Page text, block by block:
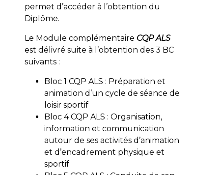
permet d’accéder à l’obtention du
Diplôme.
Le Module complémentaire CQP ALS
est délivré suite à l’obtention des 3 BC
suivants :
Bloc 1 CQP ALS : Préparation et
animation d’un cycle de séance de
loisir sportif
Bloc 4 CQP ALS : Organisation,
information et communication
autour de ses activités d’animation
et d’encadrement physique et
sportif